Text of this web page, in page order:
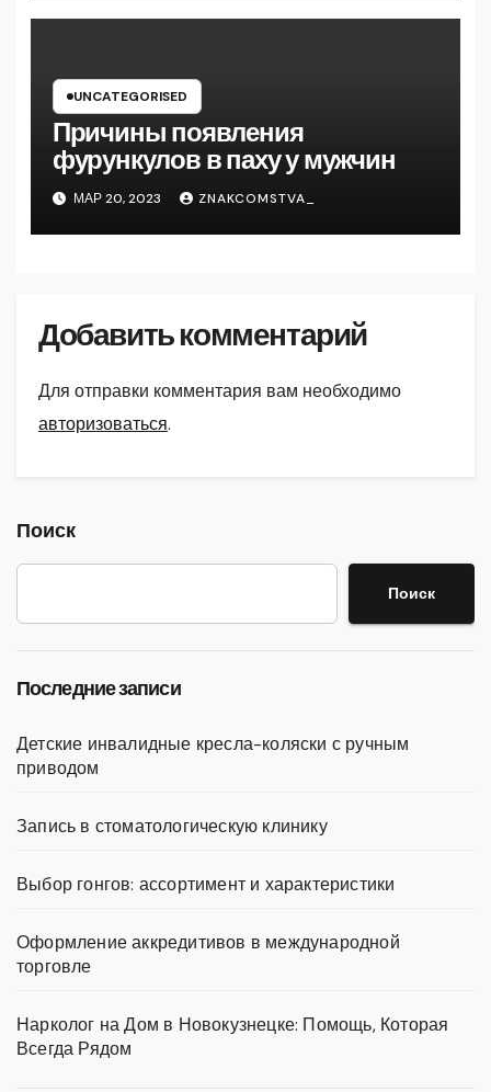
UNCATEGORISED
Причины появления
фурункулов в паху у мужчин
МАР 20, 2023 ZNAKCOMSTVA_
Добавить комментарий
Для отправки комментария вам необходимо
авторизоваться.
Поиск
Поиск
Последние записи
Детские инвалидные кресла-коляски с ручным
приводом
Запись в стоматологическую клинику
Выбор гонгов: ассортимент и характеристики
Оформление аккредитивов в международной
торговле
Нарколог на Дом в Новокузнецке: Помощь, Которая
Всегда Рядом